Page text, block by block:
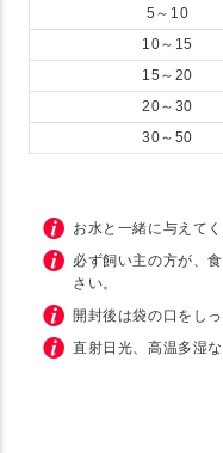
5～10
10～15
15～20
20～30
30～50
お水と一緒に与えてく
必ず飼い主の方が、
さい。
開封後は袋の口をし
直射日光、高温多湿